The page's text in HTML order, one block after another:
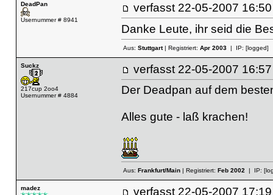
DeadPan
Usernummer # 8941
verfasst 22-05-2007
Danke Leute, ihr seid die
Aus: Stuttgart| Registriert: Apr 2003| IP: [logged]
Suckz
217cup 2oo4
Usernummer # 4884
verfasst 22-05-2007
Der Deadpan auf dem
Alles gute - laß krachen!
Aus: Frankfurt/Main| Registriert: Feb 2002| IP:
madez verfasst 22-05-2007